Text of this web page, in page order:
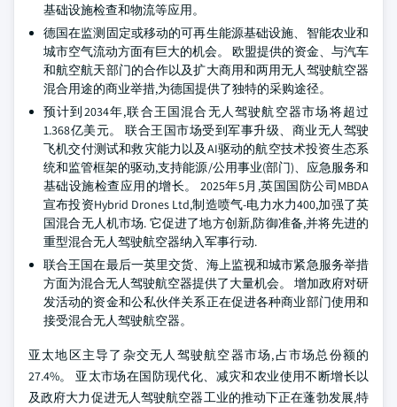
基础设施检查和物流等应用。
德国在监测固定或移动的可再生能源基础设施、智能农业和
城市空气流动方面有巨大的机会。 欧盟提供的资金、与汽车
和航空航天部门的合作以及扩大商用和两用无人驾驶航空器
混合用途的商业举措,为德国提供了独特的采购途径。
预计到2034年,联合王国混合无人驾驶航空器市场将超过
1.368亿美元。 联合王国市场受到军事升级、商业无人驾驶
飞机交付测试和救灾能力以及AI驱动的航空技术投资生态系
统和监管框架的驱动,支持能源/公用事业(部门)、应急服务和
基础设施检查应用的增长。 2025年5月,英国国防公司MBDA
宣布投资Hybrid Drones Ltd,制造喷气-电力水力400,加强了英
国混合无人机市场. 它促进了地方创新,防御准备,并将先进的
重型混合无人驾驶航空器纳入军事行动.
联合王国在最后一英里交货、海上监视和城市紧急服务举措
方面为混合无人驾驶航空器提供了大量机会。 增加政府对研
发活动的资金和公私伙伴关系正在促进各种商业部门使用和
接受混合无人驾驶航空器。
亚太地区主导了杂交无人驾驶航空器市场,占市场总份额的
27.4%。 亚太市场在国防现代化、减灾和农业使用不断增长以
及政府大力促进无人驾驶航空器工业的推动下正在蓬勃发展,特